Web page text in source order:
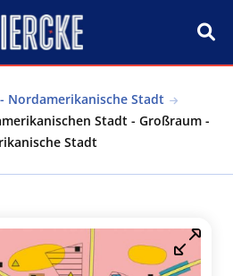
- Nordamerikanische Stadt
Stadt - Großraum -
Stadt